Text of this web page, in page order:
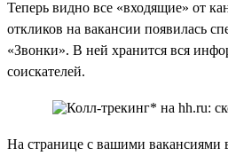
Теперь видно все «входящие» от
откликов на вакансии появилась
«Звонки». В ней хранится вся
соискателей.
На странице с вашими вакансиями